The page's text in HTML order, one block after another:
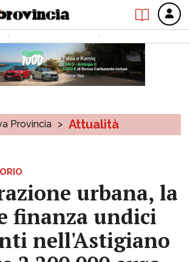
Provincia > Attualità
urbana, la
finanza undici
nell'Astigiano